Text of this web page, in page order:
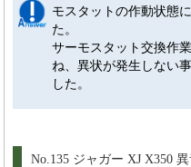
モスタットの作動状態
た。
サーモスタット交換作
ね、異状が発生しない
した。
No.135 ジャガー XJ X350